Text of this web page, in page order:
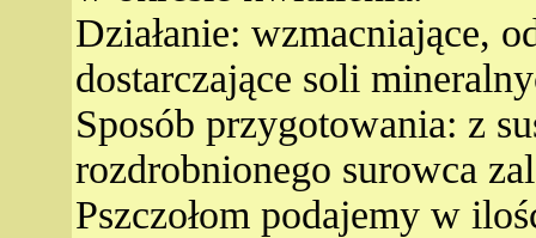
Działanie: wzmacniające,
dostarczające soli
Sposób przygotowania: z
rozdrobnionego surowca
Pszczołom podajemy w